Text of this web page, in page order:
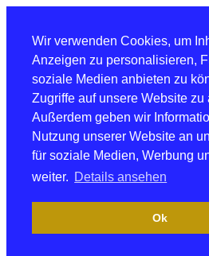
Wir verwenden Cookies, um
Anzeigen zu personalisieren,
soziale Medien anbieten zu
Zugriffe auf unsere Website zu
Außerdem geben wir
Nutzung unserer Website an
für soziale Medien, Werbung
weiter. Details ansehen
Ok